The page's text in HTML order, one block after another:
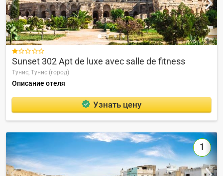

Sunset 302 Apt de luxe avec salle de fitness
Тунис, Тунис (город)
Описание отеля
Узнать цену
1